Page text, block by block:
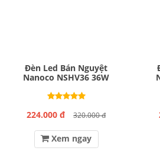
Đèn Led Bán Nguyệt
Nanoco NSHV36 36W
224.000 đ 320.000 đ
Xem ngay